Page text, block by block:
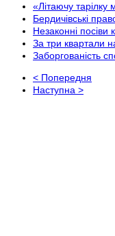
«Літаючу
Бердичівські
Незаконні посіви
За три квартали
Заборгованість
< Попередня
Наступна >